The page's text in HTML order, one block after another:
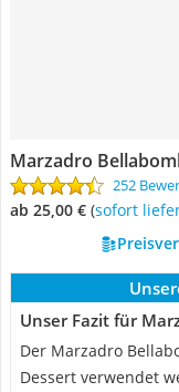
Marzadro
252
ab 25,00 € ( Sofort
Unser Fazit für
Der Marzadro
Dessert verwendet